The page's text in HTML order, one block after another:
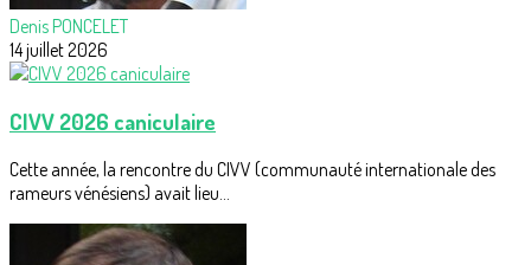
Denis PONCELET
14 juillet 2026
CIVV 2026 caniculaire
Cette année, la rencontre du CIVV (communauté internationale des
rameurs vénésiens) avait lieu...